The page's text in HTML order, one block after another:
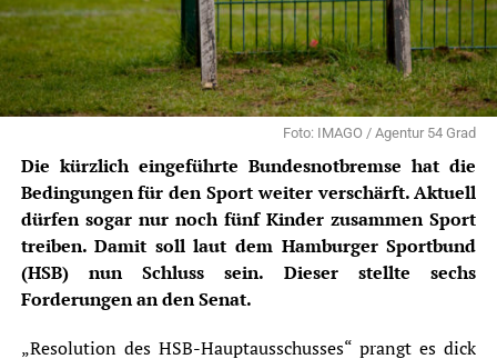
Foto: IMAGO / Agentur 54 Grad
Die kürzlich eingeführte Bundesnotbremse hat die
Bedingungen für den Sport weiter verschärft. Aktuell
dürfen sogar nur noch fünf Kinder zusammen Sport
treiben. Damit soll laut dem Hamburger Sportbund
(HSB) nun Schluss sein. Dieser stellte sechs
Forderungen an den Senat.
„Resolution des HSB-Hauptausschusses“ prangt es dick